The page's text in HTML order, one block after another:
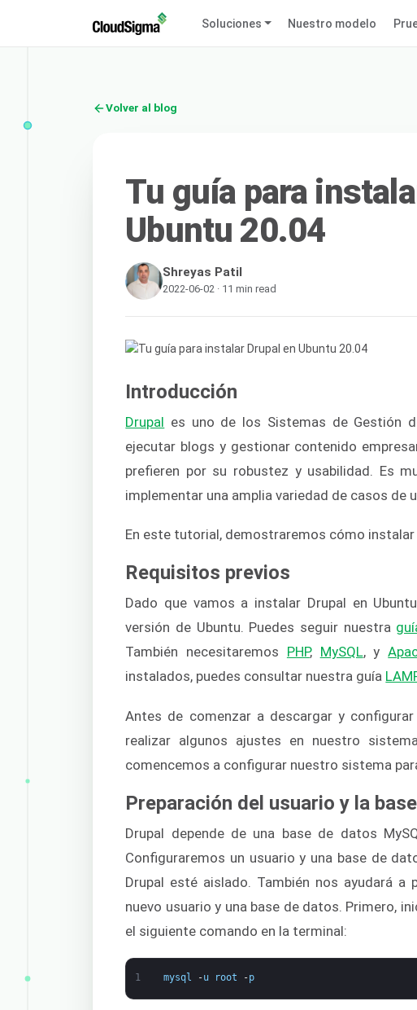
Soluciones Nuestro modelo
Volver al blog
Tu guía para
Ubuntu 20.04
Shreyas Patil
2022-06-02 · 11 min read
Introducción
Drupal es uno de los Sistemas de Gestión
ejecutar blogs y gestionar contenido
prefieren por su robustez y usabilidad. Es
implementar una amplia variedad de casos de
En este tutorial, demostraremos cómo instalar
Requisitos previos
Dado que vamos a instalar Drupal en
versión de Ubuntu. Puedes seguir nuestra
También necesitaremos PHP, MySQL, y
instalados, puedes consultar nuestra guía
Antes de comenzar a descargar y
realizar algunos ajustes en nuestro
comencemos a configurar nuestro sistema
Preparación del usuario y la
Drupal depende de una base de datos
Configuraremos un usuario y una base de
Drupal esté aislado. También nos ayudará a
nuevo usuario y una base de datos. Primero,
el siguiente comando en la terminal:
1 mysql -u root -p